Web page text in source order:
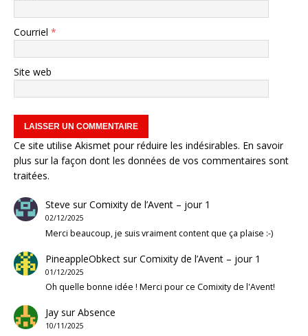
Courriel *
Site web
Ce site utilise Akismet pour réduire les indésirables. En savoir
plus sur la façon dont les données de vos commentaires sont
traitées.
Steve surComixity de l’Avent – jour 1
02/12/2025
Merci beaucoup, je suis vraiment content que ça plaise :-)
PineappleObkectsurComixity de l’Avent – jour 1
01/12/2025
Oh quelle bonne idée ! Merci pour ce Comixity de l'Avent!
JaysurAbsence
10/11/2025